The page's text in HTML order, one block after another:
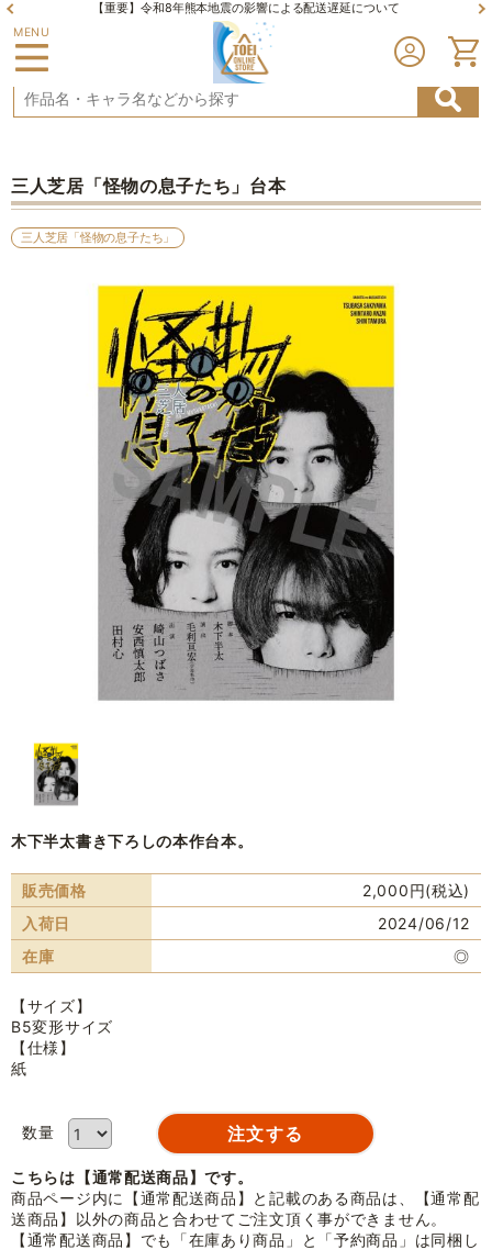
【重要】令和8年熊本地震の影響による配送遅延について
MENU
三人芝居「怪物の息子たち」台本
三人芝居「怪物の息子たち」
木下半太書き下ろしの本作台本。
販売価格
2,000円(税込)
入荷日
2024/06/12
在庫
◎
【サイズ】
B5変形サイズ
【仕様】
紙
数量
こちらは【通常配送商品】です。
商品ページ内に【通常配送商品】と記載のある商品は、【通常配
送商品】以外の商品と合わせてご注文頂く事ができません。
【通常配送商品】でも「在庫あり商品」と「予約商品」は同梱し